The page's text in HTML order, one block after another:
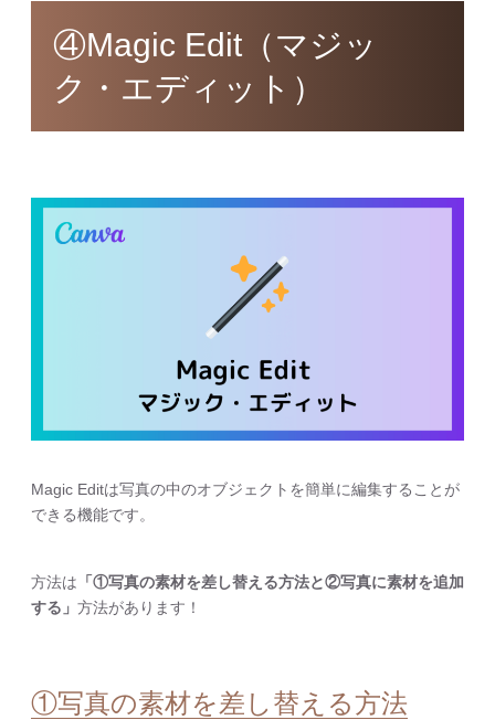
④Magic Edit（マジッ
ク・エディット）
Magic Editは写真の中のオブジェクトを簡単に編集することが
できる機能です。
方法は 「①写真の素材を差し替える方法と②写真に素材を追加
する」 方法があります！
①写真の素材を差し替える方法